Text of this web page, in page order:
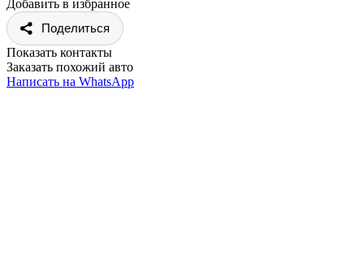
Добавить в избранное
Поделиться
Показать контакты
Заказать похожий авто
Написать на WhatsApp